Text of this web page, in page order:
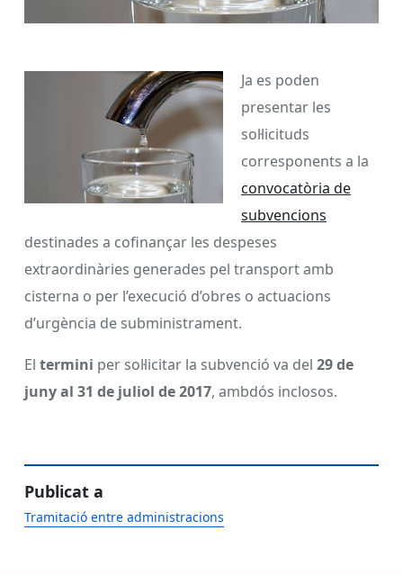
Ja es poden
presentar les
sol·licituds
corresponents a la
convocatòria de
subvencions
destinades a cofinançar les despeses
extraordinàries generades pel transport amb
cisterna o per l’execució d’obres o actuacions
d’urgència de subministrament.
El termini per sol·licitar la subvenció va del 29 de
juny al 31 de juliol de 2017, ambdós inclosos.
Publicat a
Tramitació entre administracions